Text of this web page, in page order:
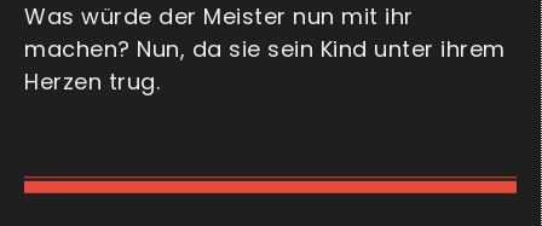
Was würde der Meister nun mit ihr
machen? Nun, da sie sein Kind unter ihrem
Herzen trug.